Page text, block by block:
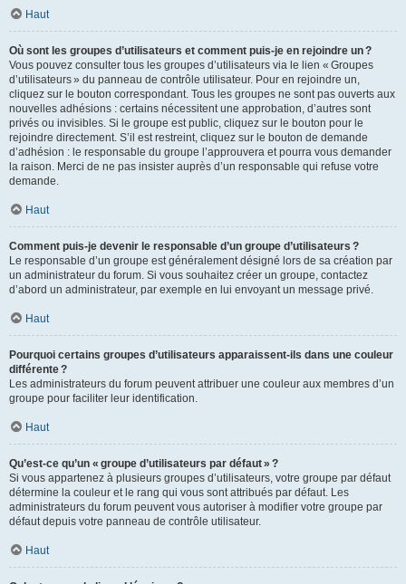
Haut
Où sont les groupes d’utilisateurs et comment puis-je en rejoindre un ?
Vous pouvez consulter tous les groupes d’utilisateurs via le lien « Groupes
d’utilisateurs » du panneau de contrôle utilisateur. Pour en rejoindre un,
cliquez sur le bouton correspondant. Tous les groupes ne sont pas ouverts aux
nouvelles adhésions : certains nécessitent une approbation, d’autres sont
privés ou invisibles. Si le groupe est public, cliquez sur le bouton pour le
rejoindre directement. S’il est restreint, cliquez sur le bouton de demande
d’adhésion : le responsable du groupe l’approuvera et pourra vous demander
la raison. Merci de ne pas insister auprès d’un responsable qui refuse votre
demande.
Haut
Comment puis-je devenir le responsable d’un groupe d’utilisateurs ?
Le responsable d’un groupe est généralement désigné lors de sa création par
un administrateur du forum. Si vous souhaitez créer un groupe, contactez
d’abord un administrateur, par exemple en lui envoyant un message privé.
Haut
Pourquoi certains groupes d’utilisateurs apparaissent-ils dans une couleur
différente ?
Les administrateurs du forum peuvent attribuer une couleur aux membres d’un
groupe pour faciliter leur identification.
Haut
Qu’est-ce qu’un « groupe d’utilisateurs par défaut » ?
Si vous appartenez à plusieurs groupes d’utilisateurs, votre groupe par défaut
détermine la couleur et le rang qui vous sont attribués par défaut. Les
administrateurs du forum peuvent vous autoriser à modifier votre groupe par
défaut depuis votre panneau de contrôle utilisateur.
Haut